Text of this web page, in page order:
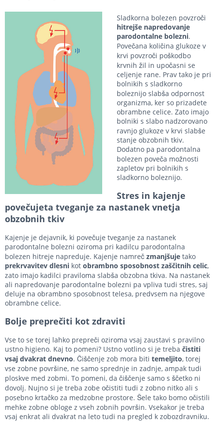
Sladkorna bolezen povzroči
hitrejše napredovanje
parodontalne bolezni.
Povečana količina glukoze v
krvi povzroči poškodbo
krvnih žil in upočasni se
celjenje rane. Prav tako je pri
bolnikih s sladkorno
boleznijo slabša odpornost
organizma, ker so prizadete
obrambne celice. Zato imajo
bolniki s slabo nadzorovano
ravnjo glukoze v krvi slabše
stanje obzobnih tkiv.
Dodatno pa parodontalna
bolezen poveča možnosti
zapletov pri bolnikih s
sladkorno boleznijo.
Stres in kajenje
povečujeta tveganje za nastanek vnetja
obzobnih tkiv
Kajenje je dejavnik, ki povečuje tveganje za nastanek
parodontalne bolezni oziroma pri kadilcu parodontalna
bolezen hitreje napreduje. Kajenje namreč zmanjšuje tako
prekrvavitev dlesni kot obrambno sposobnost zaščitnih celic,
zato imajo kadilci praviloma slabša obzobna tkiva. Na nastanek
ali napredovanje parodontalne bolezni pa vpliva tudi stres, saj
deluje na obrambno sposobnost telesa, predvsem na njegove
obrambne celice.
Bolje preprečiti kot zdraviti
Vse to se torej lahko prepreči oziroma vsaj zaustavi s pravilno
ustno higieno. Kaj to pomeni? Ustno votlino si je treba čistiti
vsaj dvakrat dnevno. Čiščenje zob mora biti temeljito, torej
vse zobne površine, ne samo sprednje in zadnje, ampak tudi
ploskve med zobmi. To pomeni, da čiščenje samo s ščetko ni
dovolj. Nujno si je treba zobe očistiti tudi z zobno nitko ali s
posebno krtačko za medzobne prostore. Šele tako bomo očistili
mehke zobne obloge z vseh zobnih površin. Vsekakor je treba
vsaj enkrat ali dvakrat na leto tudi na pregled k zobozdravniku.